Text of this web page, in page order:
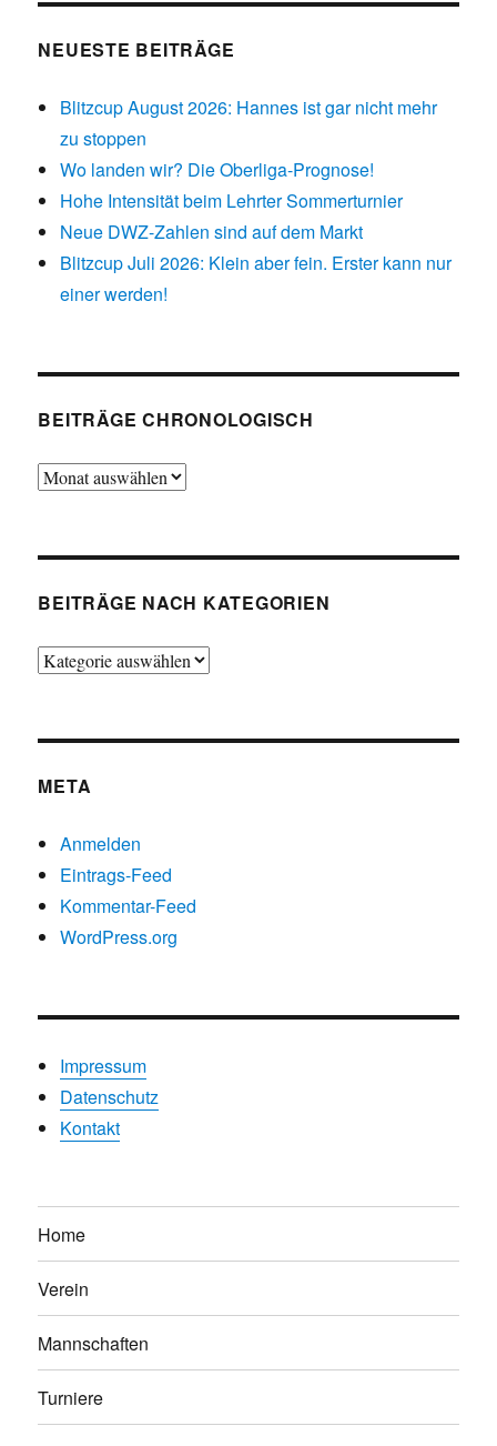
NEUESTE BEITRÄGE
Blitzcup August 2026: Hannes ist gar nicht mehr
zu stoppen
Wo landen wir? Die Oberliga-Prognose!
Hohe Intensität beim Lehrter Sommerturnier
Neue DWZ-Zahlen sind auf dem Markt
Blitzcup Juli 2026: Klein aber fein. Erster kann nur
einer werden!
BEITRÄGE CHRONOLOGISCH
Beiträge
BEITRÄGE NACH KATEGORIEN
Beiträge
META
Anmelden
Eintrags-Feed
Kommentar-Feed
WordPress.org
Impressum
Datenschutz
Kontakt
Home
Verein
Mannschaften
Turniere